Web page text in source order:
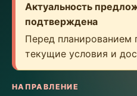
Актуальность
подтверждена
Перед планированием
текущие условия и
НАПРАВЛЕНИЕ